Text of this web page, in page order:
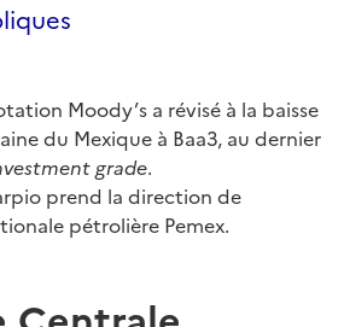
Moody’s a révisé à la baisse
du Mexique à Baa3, au dernier
grade.
prend la direction de
pétrolière Pemex.